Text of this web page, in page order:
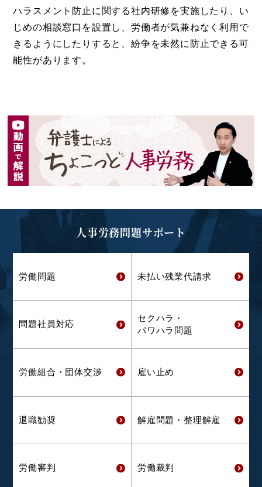
ハラスメント防止に関する社内研修を実施したり、い
じめの相談窓口を設置し、労働者が気兼ねなく利用で
きるようにしたりすると、紛争を未然に防止できる可
能性があります。
人事労務問題サポート
労働問題 未払い残業代請求
問題社員対応
セクハラ・
パワハラ問題
労働組合・ 団体交渉 雇い止め
退職勧奨 解雇問題・ 整理解雇
労働審判 労働裁判